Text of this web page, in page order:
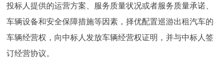
投标人提供的运营方案、服务质量状况或者服务质量承诺、
车辆设备和安全保障措施等因素，择优配置巡游出租汽车的
车辆经营权，向中标人发放车辆经营权证明，并与中标人签
订经营协议。